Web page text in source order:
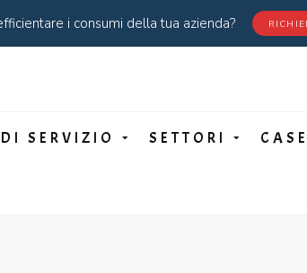
i consumi della tua azienda?
SERVIZIO SETTORI